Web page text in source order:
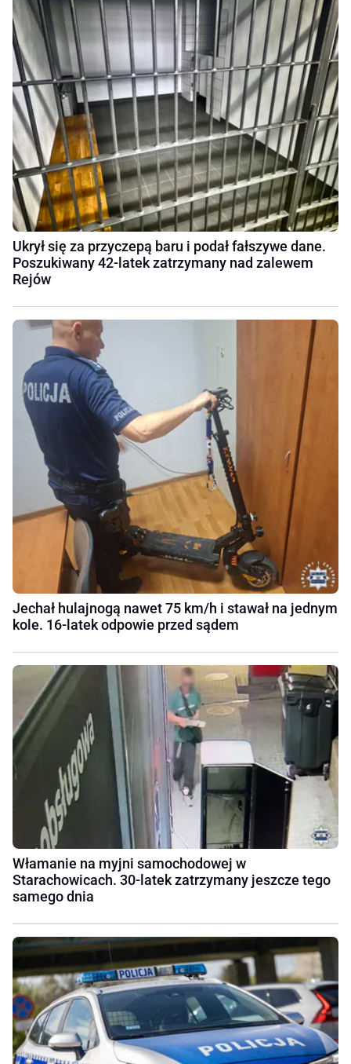
Ukrył się za przyczepą baru i podał fałszywe dane.
Poszukiwany 42-latek zatrzymany nad zalewem
Rejów
Jechał hulajnogą nawet 75 km/h i stawał na jednym
kole. 16-latek odpowie przed sądem
Włamanie na myjni samochodowej w
Starachowicach. 30-latek zatrzymany jeszcze tego
samego dnia